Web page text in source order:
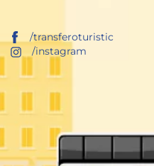
/transferoturistic
/instagram